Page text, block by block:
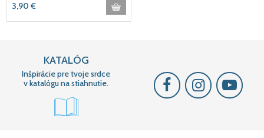
3,90 €
KATALÓG
Inšpirácie pre tvoje srdce
v katalógu na stiahnutie.